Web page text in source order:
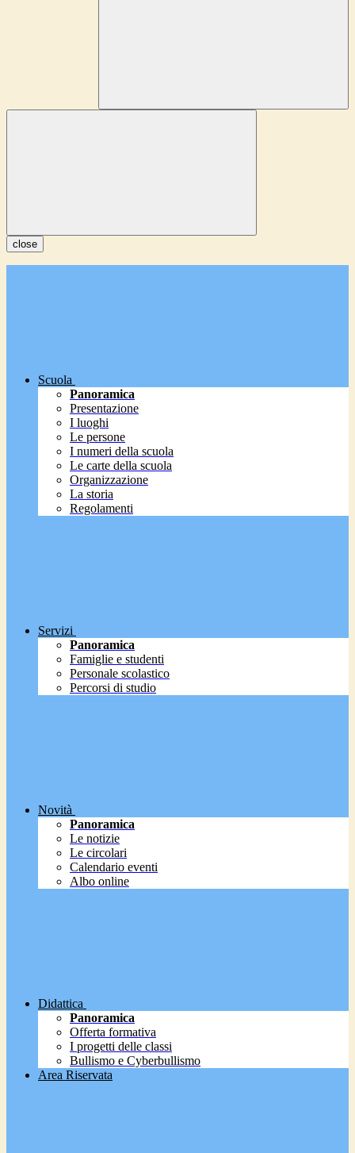
close
Scuola
Panoramica
Presentazione
I luoghi
Le persone
I numeri della scuola
Le carte della scuola
Organizzazione
La storia
Regolamenti
Servizi
Panoramica
Famiglie e studenti
Personale scolastico
Percorsi di studio
Novità
Panoramica
Le notizie
Le circolari
Calendario eventi
Albo online
Didattica
Panoramica
Offerta formativa
I progetti delle classi
Bullismo e Cyberbullismo
Area Riservata